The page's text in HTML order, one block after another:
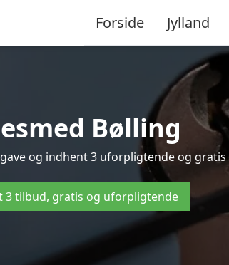
Forside Jylland
Bølling
og indhent 3 uforpligtende og
3 tilbud, gratis og uforpligtende